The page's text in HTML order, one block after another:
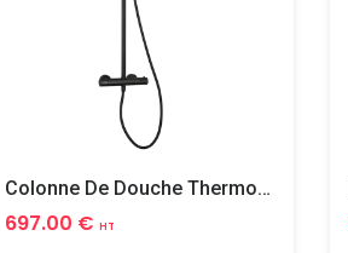
Colonne De Douche Thermostatique Ronde Ruby Noir
697.00 € HT